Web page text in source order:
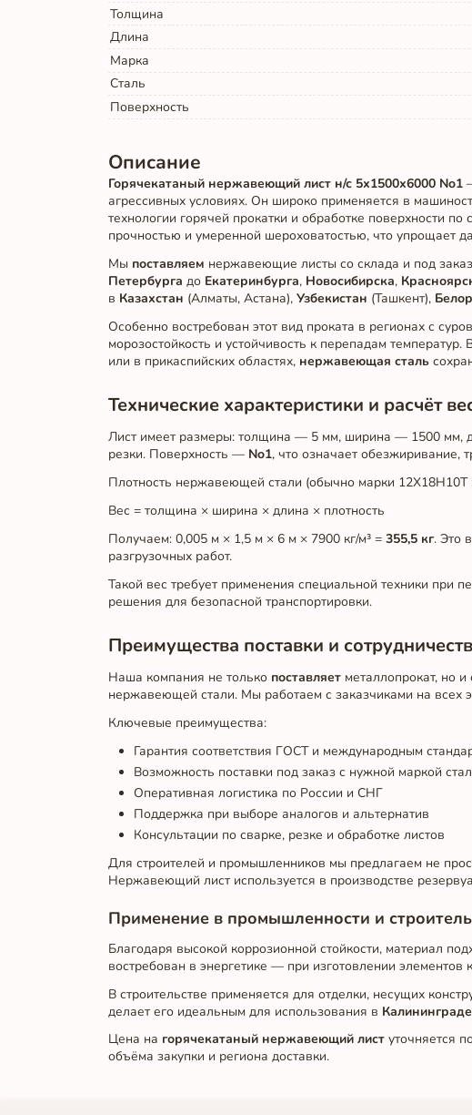
Толщина
Длина
Марка
Сталь
Поверхность
Описание
Горячекатаный нержавеющий лист н/с 5х1500х6000 No1
агрессивных условиях. Он широко применяется в
технологии горячей прокатки и обработке поверхности по
прочностью и умеренной шероховатостью, что упрощает
Мы поставляем нержавеющие листы со склада и под
Петербурга до Екатеринбурга, Новосибирска,
в Казахстан (Алматы, Астана), Узбекистан (Ташкент),
Особенно востребован этот вид проката в регионах с
морозостойкость и устойчивость к перепадам
или в прикаспийских областях, нержавеющая сталь
Технические характеристики и расчёт
Лист имеет размеры: толщина — 5 мм, ширина — 1500 мм,
резки. Поверхность — No1, что означает обезжиривание,
Плотность нержавеющей стали (обычно марки 12Х18Н10Т
Вес = толщина × ширина × длина × плотность
Получаем: 0,005 м × 1,5 м × 6 м × 7900 кг/м³ = 355,5 кг. Это
разгрузочных работ.
Такой вес требует применения специальной техники при
решения для безопасной транспортировки.
Преимущества поставки и
Наша компания не только поставляетметаллопрокат, но и
нержавеющей стали. Мы работаем с заказчиками на всех
Ключевые преимущества:
Гарантия соответствия ГОСТ и международным
Возможность поставки под заказ с нужной маркой
Оперативная логистика по России и СНГ
Поддержка при выборе аналогов и альтернатив
Консультации по сварке, резке и обработке листов
Для строителей и промышленников мы предлагаем не
Нержавеющий лист используется в производстве
Применение в промышленности и
Благодаря высокой коррозионной стойкости, материал
востребован в энергетике — при изготовлении
В строительстве применяется для отделки, несущих
делает его идеальным для использования в Калининграде
Цена на горячекатаный нержавеющий листуточняется
объёма закупки и региона доставки.